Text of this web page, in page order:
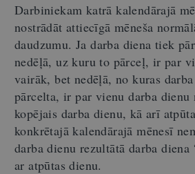
Darbiniekam katrā kalendārajā
nostrādāt attiecīgā mēneša
daudzumu. Ja darba diena tiek
nedēļā, uz kuru to pārceļ, ir par
vairāk, bet nedēļā, no kuras
pārcelta, ir par vienu darba dienu
kopējais darba dienu, kā arī
konkrētajā kalendārajā mēnesī
darba dienu rezultātā darba diena
ar atpūtas dienu.